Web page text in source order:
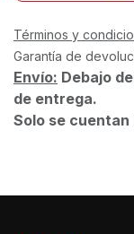
Términos y
Garantía de
Envío: Debajo
de entrega.
Solo se